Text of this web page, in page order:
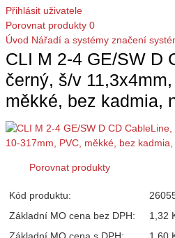
Přihlásit uživatele
Porovnat produkty 0
Úvod Nářadí a systémy značení
CLI M 2-4 GE/SW D
černý, š/v
měkké, bez kadmia,
Porovnat produkty
Kód produktu:
Základní MO cena bez DPH:
1,32